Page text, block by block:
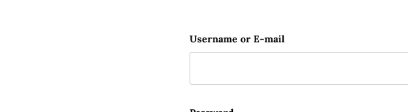
Username or E-mail